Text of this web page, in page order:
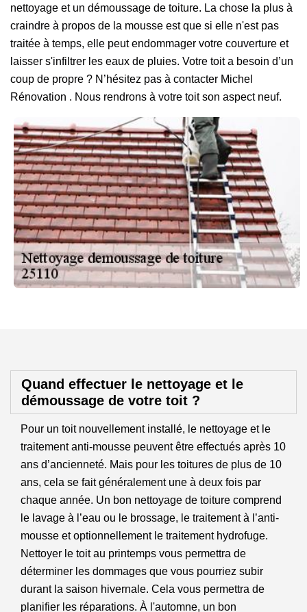
nettoyage et un démoussage de toiture. La chose la plus à
craindre à propos de la mousse est que si elle n'est pas
traitée à temps, elle peut endommager votre couverture et
laisser s'infiltrer les eaux de pluies. Votre toit a besoin d’un
coup de propre ? N’hésitez pas à contacter Michel
Rénovation . Nous rendrons à votre toit son aspect neuf.
Quand effectuer le nettoyage et le
démoussage de votre toit ?
Pour un toit nouvellement installé, le nettoyage et le
traitement anti-mousse peuvent être effectués après 10
ans d’ancienneté. Mais pour les toitures de plus de 10
ans, cela se fait généralement une à deux fois par
chaque année. Un bon nettoyage de toiture comprend
le lavage à l’eau ou le brossage, le traitement à l’anti-
mousse et optionnellement le traitement hydrofuge.
Nettoyer le toit au printemps vous permettra de
déterminer les dommages que vous pourriez subir
durant la saison hivernale. Cela vous permettra de
planifier les réparations. À l'automne, un bon